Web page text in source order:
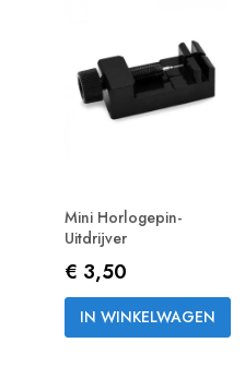
Mini Horlogepin-
Uitdrijver
Prijs
€ 3,50
IN WINKELWAGEN